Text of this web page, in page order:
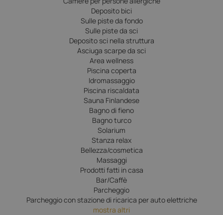
Deposito bici
Sulle piste da fondo
Sulle piste da sci
Deposito sci nella struttura
Asciuga scarpe da sci
Area wellness
Piscina coperta
Idromassaggio
Piscina riscaldata
Sauna Finlandese
Bagno di fieno
Bagno turco
Solarium
Stanza relax
Bellezza/cosmetica
Massaggi
Prodotti fatti in casa
Bar/Caffè
Parcheggio
Parcheggio con stazione di ricarica per auto elettriche
mostra altri